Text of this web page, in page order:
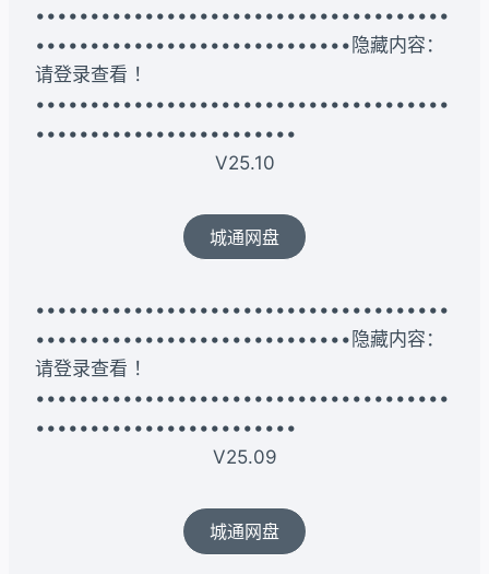
••••••••••••••••••••••••••••••••••••••
•••••••••••••••••••••••••••••隐藏内容：
请登录查看 ！
••••••••••••••••••••••••••••••••••••••
••••••••••••••••••••••••
V25.10
城通网盘
••••••••••••••••••••••••••••••••••••••
•••••••••••••••••••••••••••••隐藏内容：
请登录查看 ！
••••••••••••••••••••••••••••••••••••••
••••••••••••••••••••••••
V25.09
城通网盘